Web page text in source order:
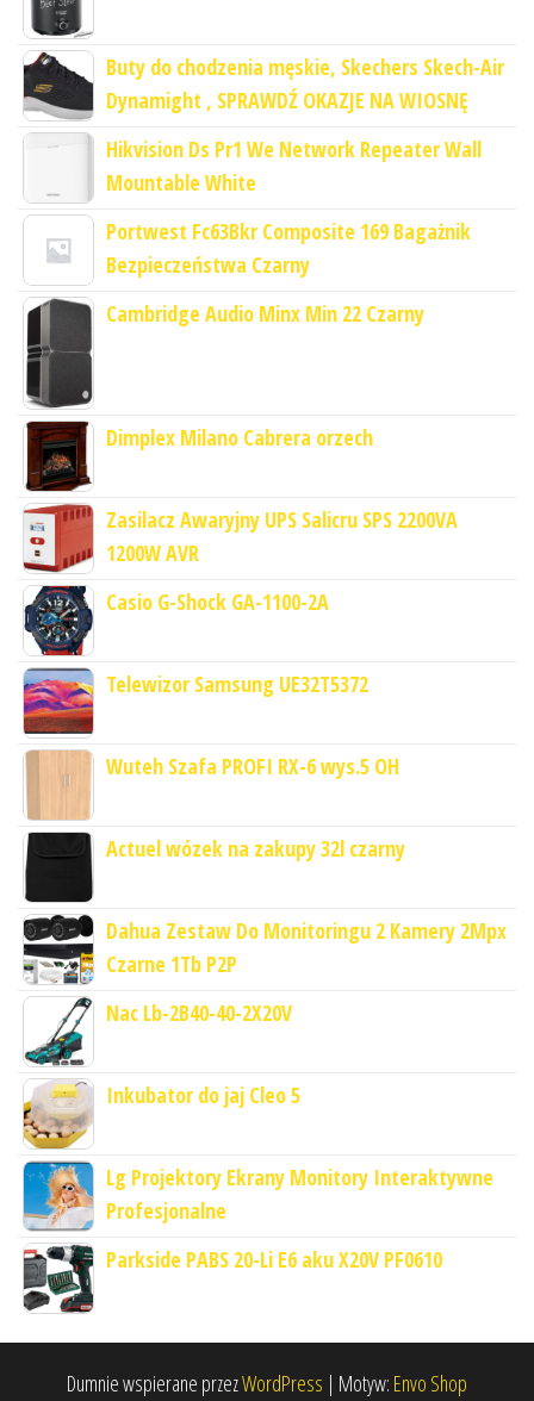
Buty do chodzenia męskie, Skechers Skech-Air
Dynamight , SPRAWDŹ OKAZJE NA WIOSNĘ
Hikvision Ds Pr1 We Network Repeater Wall
Mountable White
Portwest Fc63Bkr Composite 169 Bagażnik
Bezpieczeństwa Czarny
Cambridge Audio Minx Min 22 Czarny
Dimplex Milano Cabrera orzech
Zasilacz Awaryjny UPS Salicru SPS 2200VA
1200W AVR
Casio G-Shock GA-1100-2A
Telewizor Samsung UE32T5372
Wuteh Szafa PROFI RX-6 wys.5 OH
Actuel wózek na zakupy 32l czarny
Dahua Zestaw Do Monitoringu 2 Kamery 2Mpx
Czarne 1Tb P2P
Nac Lb-2B40-40-2X20V
Inkubator do jaj Cleo 5
Lg Projektory Ekrany Monitory Interaktywne
Profesjonalne
Parkside PABS 20-Li E6 aku X20V PF0610
Dumnie wspierane przezWordPress | Motyw: Envo Shop